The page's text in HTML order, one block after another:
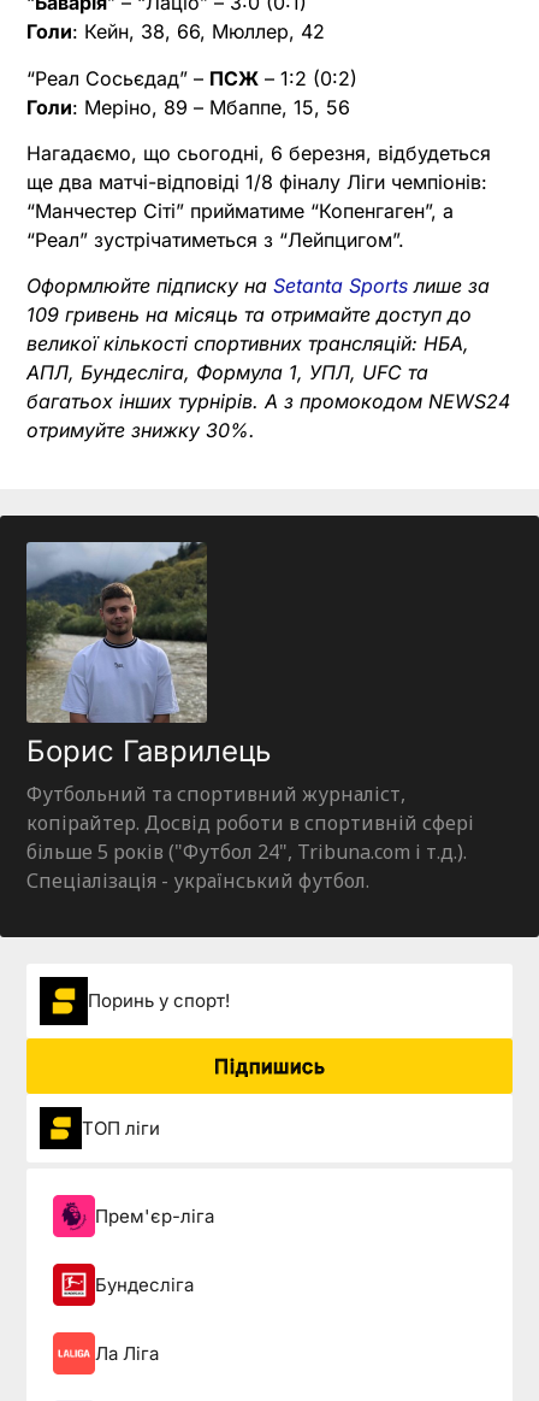
Голи: Кейн, 38, 66, Мюллер, 42
“Реал Сосьєдад” – ПСЖ – 1:2 (0:2)
Голи: Меріно, 89 – Мбаппе, 15, 56
Нагадаємо, що сьогодні, 6 березня, відбудеться
ще два матчі-відповіді 1/8 фіналу Ліги чемпіонів:
“Манчестер Сіті” прийматиме “Копенгаген”, а
“Реал” зустрічатиметься з “Лейпцигом”.
Оформлюйте підписку на Setanta Sports лише за
109 гривень на місяць та отримайте доступ до
великої кількості спортивних трансляцій: НБА,
АПЛ, Бундесліга, Формула 1, УПЛ, UFC та
багатьох інших турнірів. А з промокодом NEWS24
отримуйте знижку 30%.
Борис Гаврилець
Футбольний та спортивний журналіст,
копірайтер. Досвід роботи в спортивній сфері
більше 5 років ("Футбол 24", Tribuna.com і т.д.).
Спеціалізація - український футбол.
Поринь у спорт!
Підпишись
ТОП ліги
Прем'єр-ліга
Бундесліга
Ла Ліга